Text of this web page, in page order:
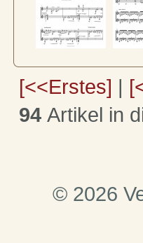
[<<Erstes] |
94 Artikel in
© 2026